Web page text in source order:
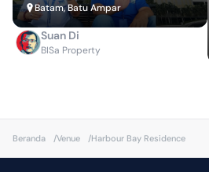
Murah
Batam, Batu Ampar
Suan Di
BISa Property
Beranda /Venue /Harbour Bay Residence